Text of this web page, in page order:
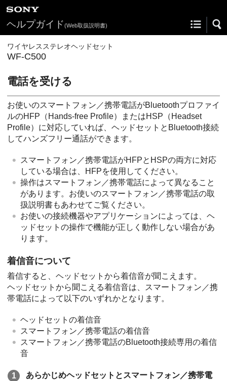
ヘルプガイド(Web取扱説明書)
ワイヤレスステレオヘッドセット
WF-C500
電話を受ける
お使いのスマートフォン／携帯電話がBluetoothプロファイ
ルのHFP （ Hands-free Profile）またはHSP （ Headset
Profile）に対応していれば、ヘッドセットと Bluetooth接続
してハンズフリー通話ができます。
スマートフォン／携帯電話がHFPと HSPの両方に対応
している場合は、
HFPを使用してください。
操作はスマートフォン／携帯電話によって異なること
があります。お使いのスマートフォン／携帯電話の取
扱説明書もあわせてご覧ください。
お使いの接続機器やアプリケーションによっては、ヘ
ッドセットの操作で機能が正しく動作しない場合があ
ります。
着信音について
着信すると、ヘッドセットから着信音が聞こえます。
ヘッドセットから聞こえる着信音は、スマートフォン／携
帯電話によって以下のいずれかとなります。
ヘッドセットの着信音
スマートフォン／携帯電話の着信音
スマートフォン／携帯電話のBluetooth接続専用の着信
音
あらかじめヘッドセットとスマートフォン／携帯電